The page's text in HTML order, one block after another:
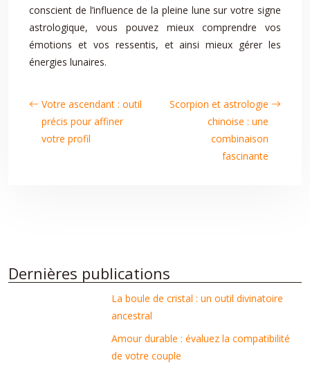
conscient de l’influence de la pleine lune sur votre signe
astrologique, vous pouvez mieux comprendre vos
émotions et vos ressentis, et ainsi mieux gérer les
énergies lunaires.
Votre ascendant : outil
précis pour affiner
votre profil
Scorpion et astrologie
chinoise : une
combinaison
fascinante
Dernières publications
La boule de cristal : un outil divinatoire
ancestral
Amour durable : évaluez la compatibilité
de votre couple